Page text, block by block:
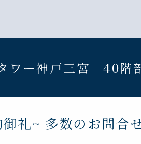
ワー神戸三宮 40階
礼~ 多数のお問合